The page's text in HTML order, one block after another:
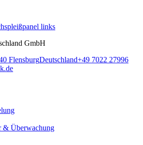
links
GmbH
FlensburgDeutschland+49 7022 27996
& Überwachung